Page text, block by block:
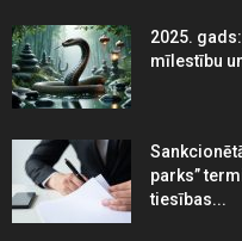
2025.
mīlestību
parks”
tiesības...